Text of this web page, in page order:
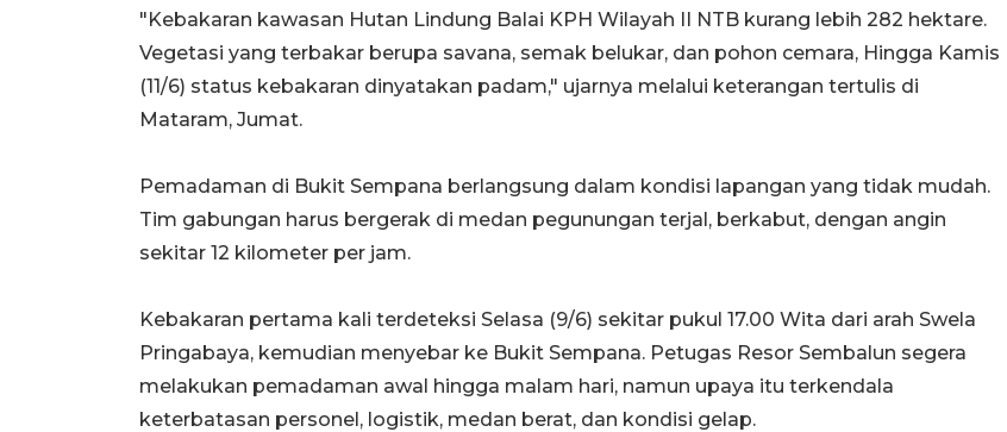
"Kebakaran kawasan Hutan Lindung Balai KPH Wilayah II NTB kurang lebih 282 hektare.
Vegetasi yang terbakar berupa savana, semak belukar, dan pohon cemara, Hingga Kamis
(11/6) status kebakaran dinyatakan padam," ujarnya melalui keterangan tertulis di
Mataram, Jumat.
Pemadaman di Bukit Sempana berlangsung dalam kondisi lapangan yang tidak mudah.
Tim gabungan harus bergerak di medan pegunungan terjal, berkabut, dengan angin
sekitar 12 kilometer per jam.
Kebakaran pertama kali terdeteksi Selasa (9/6) sekitar pukul 17.00 Wita dari arah Swela
Pringabaya, kemudian menyebar ke Bukit Sempana. Petugas Resor Sembalun segera
melakukan pemadaman awal hingga malam hari, namun upaya itu terkendala
keterbatasan personel, logistik, medan berat, dan kondisi gelap.